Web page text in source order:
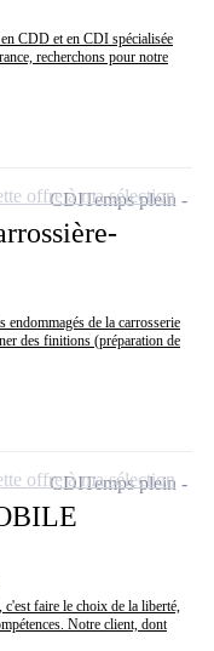
CDD et en CDI spécialisée
recherchons pour notre
endommagés de la carrosserie
des finitions (préparation de
CDITemps plein
offre à ma sélection
faire le choix de la liberté,
Notre client, dont
CDITemps plein
offre à ma sélection